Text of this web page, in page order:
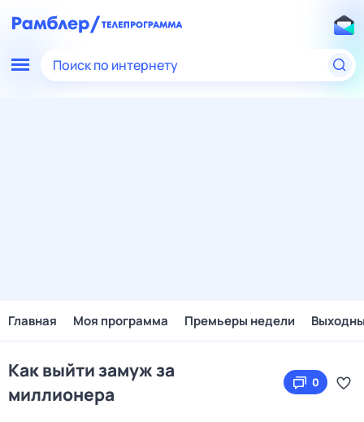
Поиск по интернету
Главная Моя программа Премьеры недели
Как выйти замуж за
миллионера
0